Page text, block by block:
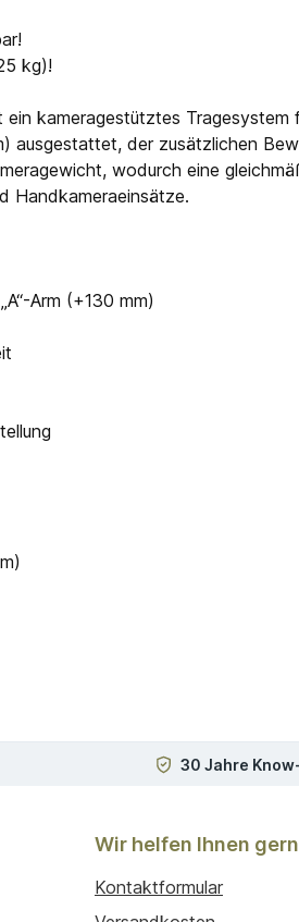
kg)!
ein kameragestütztes
ausgestattet, der zusätzlichen
wodurch eine
Handkameraeinsätze.
Arm (+130 mm)
30 Jahre
Wir helfen Ihnen
Kontaktformular